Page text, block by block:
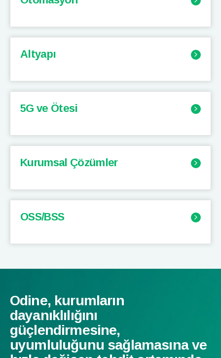
Altyapı
5G ve Ötesi
Kurumsal Çözümler
OSS/BSS
Odine, kurumların
dayanıklılığını
güçlendirmesine,
uyumluluğunu sağlamasına ve